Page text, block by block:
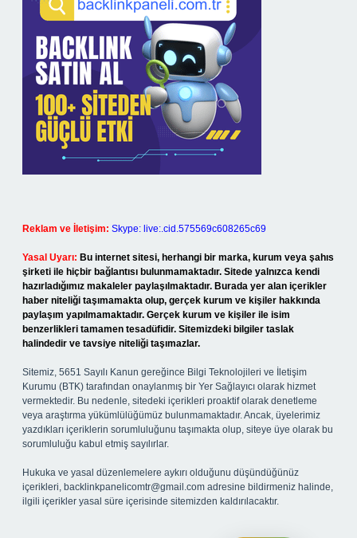
Reklam ve İletişim: Skype: live:.cid.575569c608265c69
Yasal Uyarı: Bu internet sitesi, herhangi bir marka, kurum veya şahıs
şirketi ile hiçbir bağlantısı bulunmamaktadır. Sitede yalnızca kendi
hazırladığımız makaleler paylaşılmaktadır. Burada yer alan içerikler
haber niteliği taşımamakta olup, gerçek kurum ve kişiler hakkında
paylaşım yapılmamaktadır. Gerçek kurum ve kişiler ile isim
benzerlikleri tamamen tesadüfidir. Sitemizdeki bilgiler taslak
halindedir ve tavsiye niteliği taşımazlar.
Sitemiz, 5651 Sayılı Kanun gereğince Bilgi Teknolojileri ve İletişim
Kurumu (BTK) tarafından onaylanmış bir Yer Sağlayıcı olarak hizmet
vermektedir. Bu nedenle, sitedeki içerikleri proaktif olarak denetleme
veya araştırma yükümlülüğümüz bulunmamaktadır. Ancak, üyelerimiz
yazdıkları içeriklerin sorumluluğunu taşımakta olup, siteye üye olarak bu
sorumluluğu kabul etmiş sayılırlar.
Hukuka ve yasal düzenlemelere aykırı olduğunu düşündüğünüz
içerikleri, backlinkpanelicomtr@gmail.com adresine bildirmeniz halinde,
ilgili içerikler yasal süre içerisinde sitemizden kaldırılacaktır.